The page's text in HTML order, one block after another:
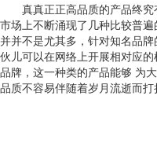
真真正正高品质的产品终
市场上不断涌现了几种比较普
并并不是尤其多，针对知名品
伙儿可以在网络上开展相对应
品牌，这一种类的产品能够 为
品质不容易伴随着岁月流逝而打